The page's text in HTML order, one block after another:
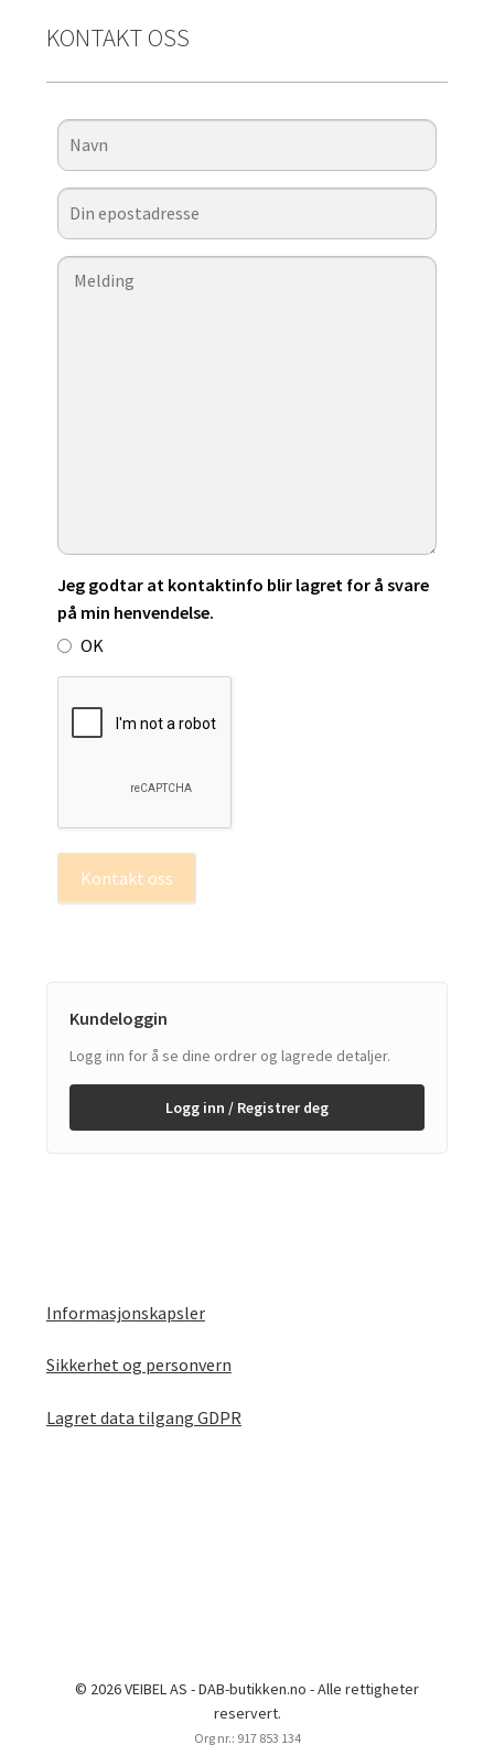
KONTAKT OSS
Jeg godtar at kontaktinfo blir lagret for å svare
på min henvendelse.
OK
Kontakt oss
Kundeloggin
Logg inn for å se dine ordrer og lagrede detaljer.
Logg inn / Registrer deg
Informasjonskapsler
Sikkerhet og personvern
Lagret data tilgang GDPR
© 2026 VEIBEL AS - DAB-butikken.no - Alle rettigheter
reservert.
Org nr.: 917 853 134